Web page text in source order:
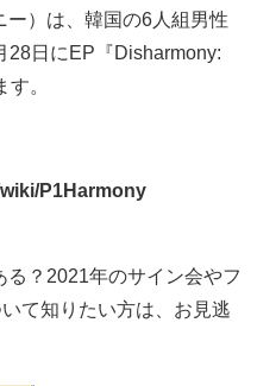
ー）は、韓国の6人組男性
28日にEP『Disharmony:
。
P1Harmony
？2021年のサイン会やフ
て知りたい方は、お見逃